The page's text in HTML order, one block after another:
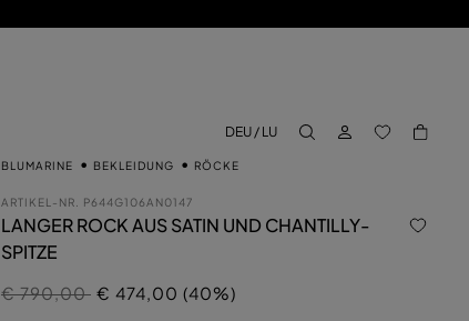
DEU / LU
EINLOGGENBACK TO
BLUMARINE BEKLEIDUNG RÖCKE
ARTIKEL-NR. P644G106AN0147
LANGER ROCK AUS SATIN UND CHANTILLY-
SPITZE
Preis reduziert von
€ 790,00auf
€ 474,00 (40%)